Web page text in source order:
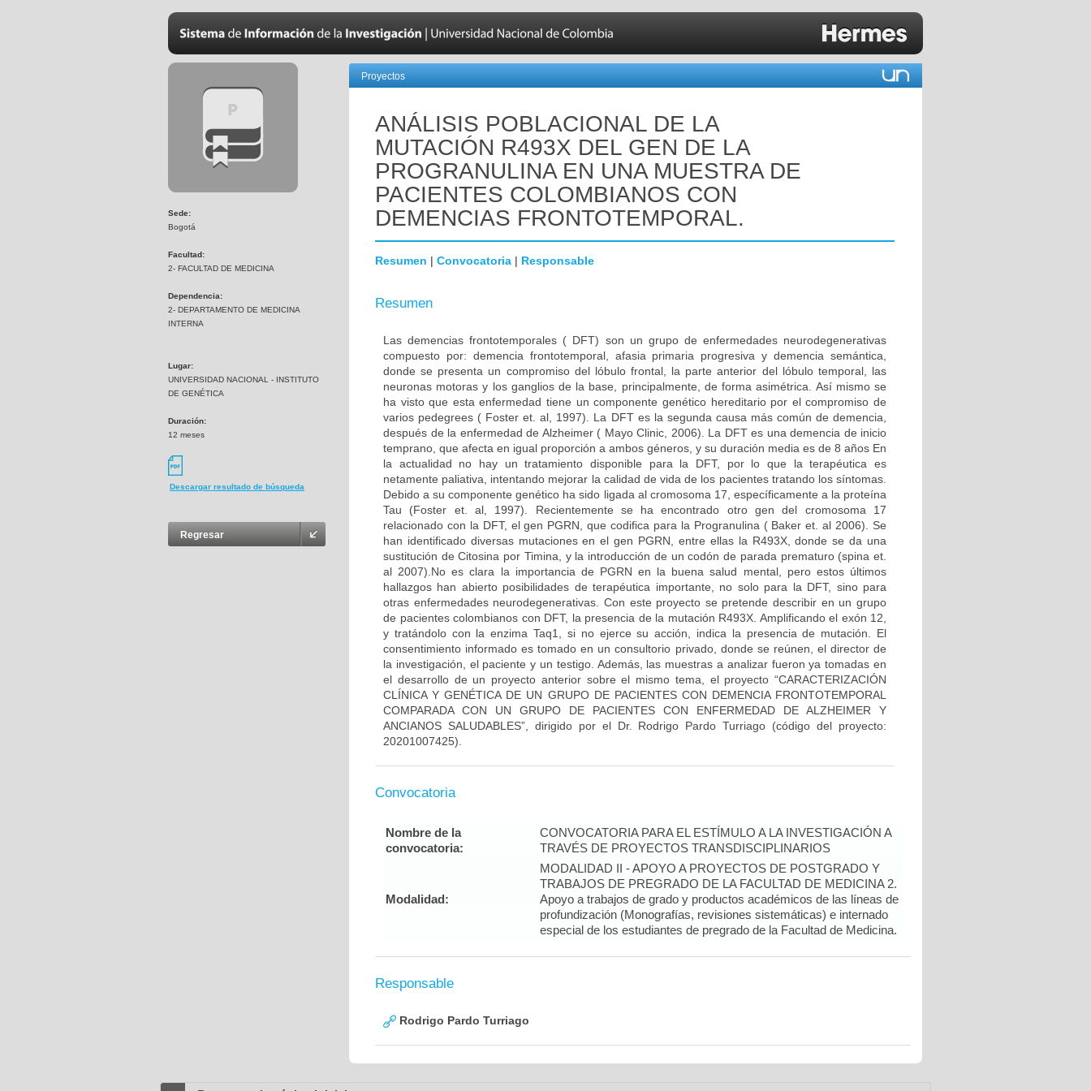
Sede:
Bogotá
Facultad:
2- FACULTAD DE MEDICINA
Dependencia:
2- DEPARTAMENTO DE MEDICINA
INTERNA
Lugar:
UNIVERSIDAD NACIONAL - INSTITUTO
DE GENÉTICA
Duración:
12 meses
Descargar resultado de búsqueda
Regresar
Proyectos
ANÁLISIS POBLACIONAL DE LA
MUTACIÓN R493X DEL GEN DE LA
PROGRANULINA EN UNA MUESTRA DE
PACIENTES COLOMBIANOS CON
DEMENCIAS FRONTOTEMPORAL.
Resumen | Convocatoria | Responsable
Resumen
Las demencias frontotemporales ( DFT) son un grupo de enfermedades neurodegenerativas
compuesto por: demencia frontotemporal, afasia primaria progresiva y demencia semántica,
donde se presenta un compromiso del lóbulo frontal, la parte anterior del lóbulo temporal, las
neuronas motoras y los ganglios de la base, principalmente, de forma asimétrica. Así mismo se
ha visto que esta enfermedad tiene un componente genético hereditario por el compromiso de
varios pedegrees ( Foster et. al, 1997). La DFT es la segunda causa más común de demencia,
después de la enfermedad de Alzheimer ( Mayo Clinic, 2006). La DFT es una demencia de inicio
temprano, que afecta en igual proporción a ambos géneros, y su duración media es de 8 años En
la actualidad no hay un tratamiento disponible para la DFT, por lo que la terapéutica es
netamente paliativa, intentando mejorar la calidad de vida de los pacientes tratando los síntomas.
Debido a su componente genético ha sido ligada al cromosoma 17, específicamente a la proteína
Tau (Foster et. al, 1997). Recientemente se ha encontrado otro gen del cromosoma 17
relacionado con la DFT, el gen PGRN, que codifica para la Progranulina ( Baker et. al 2006). Se
han identificado diversas mutaciones en el gen PGRN, entre ellas la R493X, donde se da una
sustitución de Citosina por Timina, y la introducción de un codón de parada prematuro (spina et.
al 2007).No es clara la importancia de PGRN en la buena salud mental, pero estos últimos
hallazgos han abierto posibilidades de terapéutica importante, no solo para la DFT, sino para
otras enfermedades neurodegenerativas. Con este proyecto se pretende describir en un grupo
de pacientes colombianos con DFT, la presencia de la mutación R493X. Amplificando el exón 12,
y tratándolo con la enzima Taq1, si no ejerce su acción, indica la presencia de mutación. El
consentimiento informado es tomado en un consultorio privado, donde se reúnen, el director de
la investigación, el paciente y un testigo. Además, las muestras a analizar fueron ya tomadas en
el desarrollo de un proyecto anterior sobre el mismo tema, el proyecto “CARACTERIZACIÓN
CLÍNICA Y GENÉTICA DE UN GRUPO DE PACIENTES CON DEMENCIA FRONTOTEMPORAL
COMPARADA CON UN GRUPO DE PACIENTES CON ENFERMEDAD DE ALZHEIMER Y
ANCIANOS SALUDABLES”, dirigido por el Dr. Rodrigo Pardo Turriago (código del proyecto:
20201007425).
Convocatoria
Nombre de la
convocatoria:
CONVOCATORIA PARA EL ESTÍMULO A LA INVESTIGACIÓN A
TRAVÉS DE PROYECTOS TRANSDISCIPLINARIOS
Modalidad:
MODALIDAD II - APOYO A PROYECTOS DE POSTGRADO Y
TRABAJOS DE PREGRADO DE LA FACULTAD DE MEDICINA 2.
Apoyo a trabajos de grado y productos académicos de las líneas de
profundización (Monografías, revisiones sistemáticas) e internado
especial de los estudiantes de pregrado de la Facultad de Medicina.
Responsable
Rodrigo Pardo Turriago